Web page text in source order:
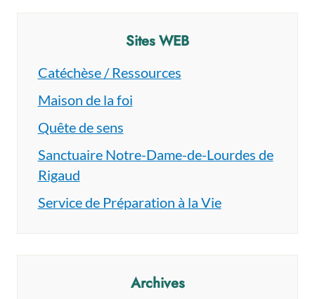
Sites WEB
Catéchèse / Ressources
Maison de la foi
Quête de sens
Sanctuaire Notre-Dame-de-Lourdes de
Rigaud
Service de Préparation à la Vie
Archives